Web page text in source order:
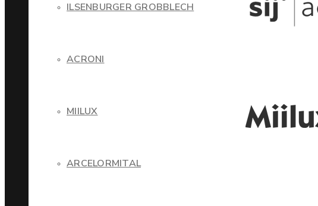
ILSENBURGER GROBBLECH
ACRONI
MIILUX
ARCELORMITAL